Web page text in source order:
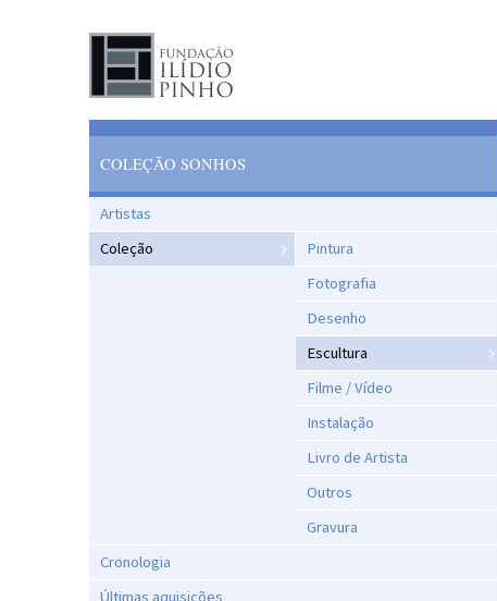
COLEÇÃO SONHOS
Artistas
Coleção
Pintura
Fotografia
Desenho
Escultura
Filme / Vídeo
Instalação
Livro de Artista
Outros
Gravura
Cronologia
Últimas aquisições